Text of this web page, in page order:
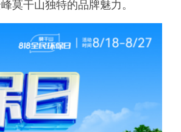
莫干山独特的品牌魅力。